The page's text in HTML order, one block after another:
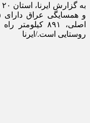
روستایی است./ایرنا